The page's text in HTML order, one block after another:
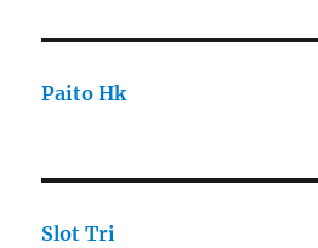
Paito Hk
Slot Tri